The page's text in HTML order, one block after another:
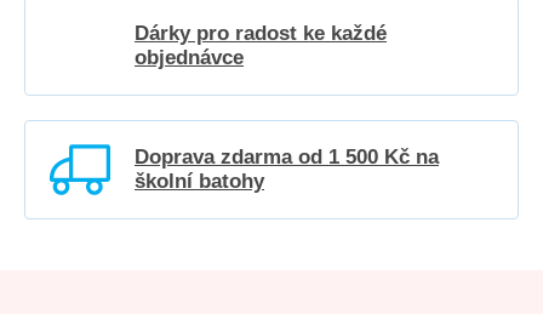
Dárky pro radost ke každé
objednávce
Doprava zdarma od 1 500 Kč na
školní batohy